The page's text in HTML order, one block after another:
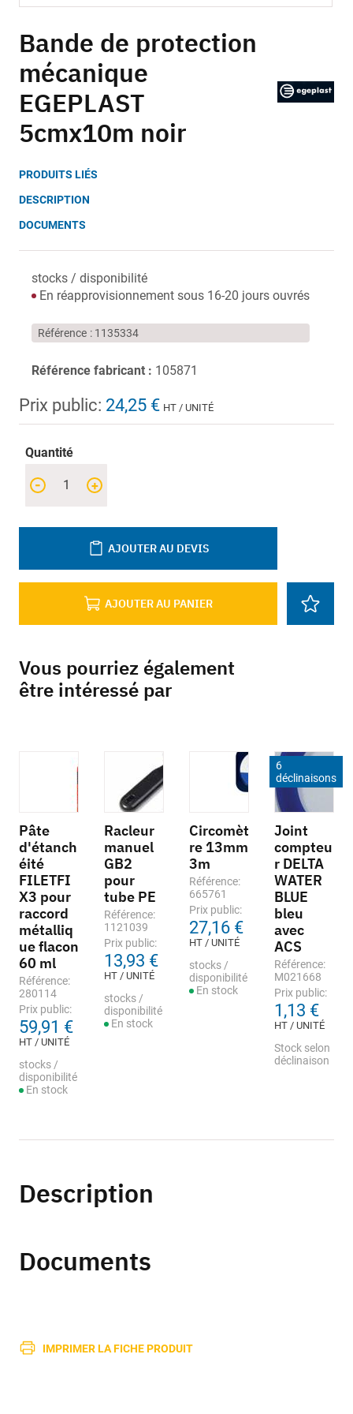
to
the
beginning
of
the
gallery
Bande de protection
mécanique
EGEPLAST
5cmx10m noir
PRODUITS LIÉS
DESCRIPTION
DOCUMENTS
stocks / disponibilité
En réapprovisionnement sous 16-20 jours ouvrés
Référence 1135334
Référence fabricant : 105871
Prix public: 24,25 € HT / UNITÉ
Quantité
+
-
AJOUTER AU PANIER
AJOUTER AU DEVIS
Vous pourriez également
être intéressé par
Pâte
d'étanch
éité
FILETFI
X3 pour
raccord
métalliq
ue flacon
60 ml
Référence:
280114
Prix public:
59,91 €
HT / UNITÉ
stocks /
disponibilité
En stock
Racleur
manuel
GB2
pour
tube PE
Référence:
1121039
Prix public:
13,93 €
HT / UNITÉ
stocks /
disponibilité
En stock
Circomèt
re 13mm
3m
Référence:
665761
Prix public:
27,16 €
HT / UNITÉ
stocks /
disponibilité
En stock
6
déclinaisons
Joint
compteu
r DELTA
WATER
BLUE
bleu
avec
ACS
Référence:
M021668
Prix public:
1,13 €
HT / UNITÉ
Stock selon
déclinaison
Description
Documents
IMPRIMER LA FICHE PRODUIT